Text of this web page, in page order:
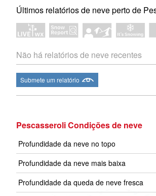
Últimos relatórios de neve perto de
Não há relatórios de neve recentes
Submete um relatório
Pescasseroli Condições de neve
Profundidade da neve no topo
Profundidade da neve mais baixa
Profundidade da queda de neve fresca